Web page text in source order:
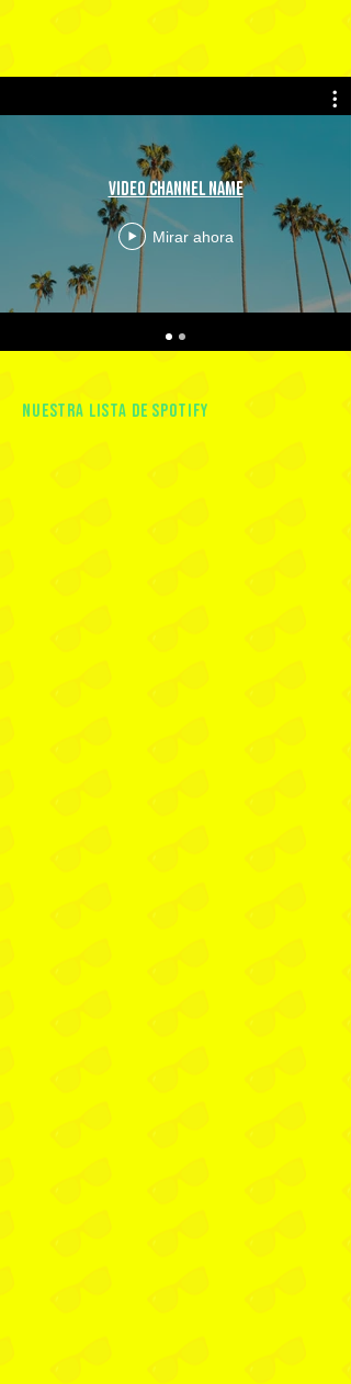
Video Channel Name
Mirar ahora
nuestra lista de spotify